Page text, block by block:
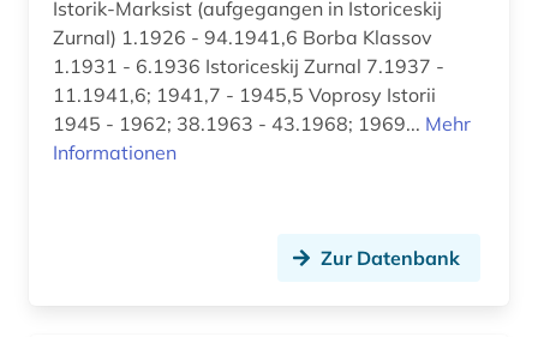
irkutsk (1)
islam (1)
islamwissenschaften (2)
italianistik (1)
iwan a. (1)
Istorik-Marksist (aufgegangen in Istoriceskij
Zurnal) 1.1926 - 94.1941,6 Borba Klassov
1.1931 - 6.1936 Istoriceskij Zurnal 7.1937 -
11.1941,6; 1941,7 - 1945,5 Voprosy Istorii
1945 - 1962; 38.1963 - 43.1968; 1969... Mehr
Informationen
Zur Datenbank